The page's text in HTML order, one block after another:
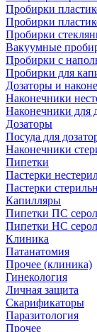
Пробирки
Пробирки
Пробирки
Вакуумные
Пробирки с
Пробирки для
Дозаторы и
Наконечники
Наконечники для
Дозаторы
Посуда для
Наконечники
Пипетки
Пастерки
Пастерки
Капилляры
Пипетки ПС
Пипетки НС
Клиника
Патанатомия
Прочее (клиника)
Гинекология
Личная защита
Скарификаторы
Паразитология
Прочее